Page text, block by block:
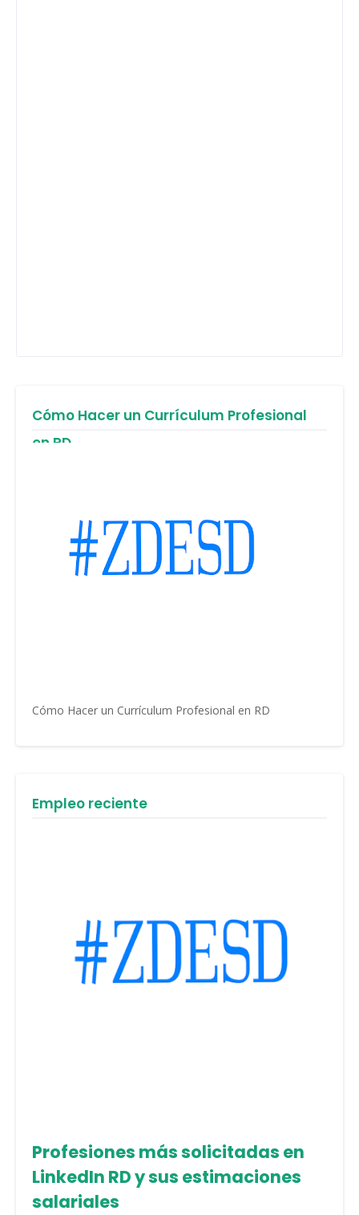
Cómo Hacer un Currículum Profesional
en RD
Cómo Hacer un Currículum Profesional en RD
Empleo reciente
Profesiones más solicitadas en
LinkedIn RD y sus estimaciones
salariales